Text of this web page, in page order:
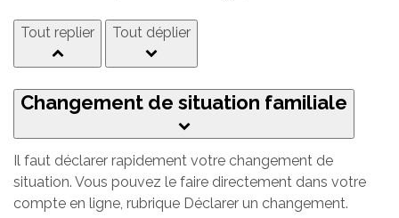
Tout replier Tout déplier
Changement de situation familiale
Il faut déclarer rapidement votre changement de
situation. Vous pouvez le faire directement dans votre
compte en ligne, rubrique Déclarer un changement.